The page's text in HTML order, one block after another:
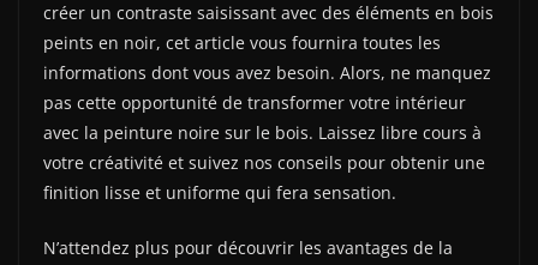
créer un contraste saisissant avec des éléments en bois
peints en noir, cet article vous fournira toutes les
informations dont vous avez besoin. Alors, ne manquez
pas cette opportunité de transformer votre intérieur
avec la peinture noire sur le bois. Laissez libre cours à
votre créativité et suivez nos conseils pour obtenir une
finition lisse et uniforme qui fera sensation.
N’attendez plus pour découvrir les avantages de la